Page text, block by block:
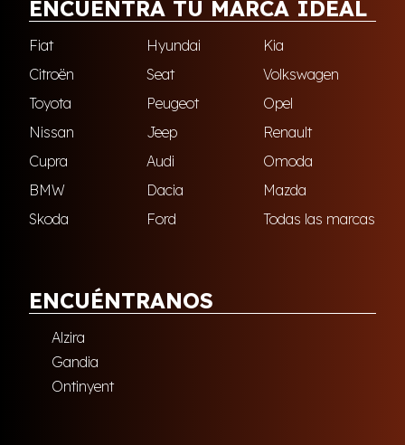
ENCUENTRA TU MARCA IDEAL
Fiat Hyundai
Kia
Citroën
Seat
Volkswagen
Toyota
Peugeot
Opel
Nissan
Jeep
Renault
Cupra
Audi
Omoda
BMW
Dacia
Mazda
Skoda
Ford Todas las marcas
ENCUÉNTRANOS
Alzira
Gandia
Ontinyent